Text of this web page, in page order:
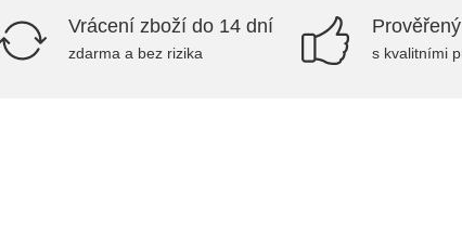
Vrácení zboží do 14 dní
zdarma a bez rizika s kvalitními